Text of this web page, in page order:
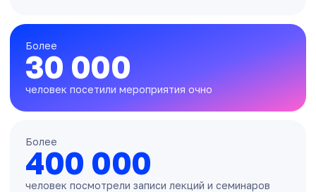
Более
30 000
человек посетили мероприятия очно
Более
400 000
человек посмотрели записи лекций и семинаров